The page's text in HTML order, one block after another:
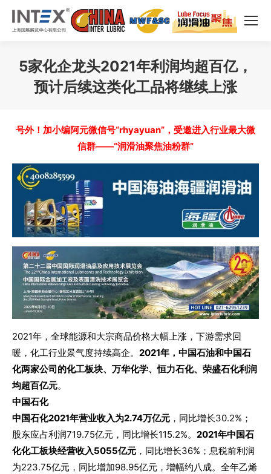
5家化企龙头2021年利润均超百亿，
预计后续这类化工品将继续上涨
号外！加小编阿元微信号“rhyayuan”，受邀进入行业最大微
信群——“润滑油聚焦油粉群”
2021年，全球能源和大宗商品价格大幅上涨，下游需求回
暖，化工行业景气度持续高企。 2021年，中国石油和中国石
化两家公司的化工板块、万华化学、恒力石化、荣盛石化利润
均超百亿元。
中国石化
中国石化2021年营业收入为2.74万亿元 ，同比增长30.2%；
股东应占利润719.75亿元，同比增长115.2%。 2021年中国石
化化工板块经营收入5055亿元 ，同比增长36%；息税前利润
为223.75亿元，同比增加98.95亿元，增幅约八成。全年乙烯